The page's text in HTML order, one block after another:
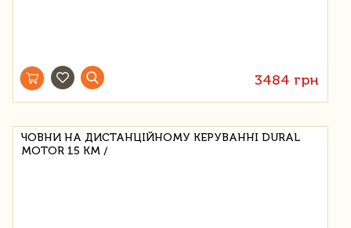
3484 грн
ЧОВНИ НА ДИСТАНЦІЙНОМУ КЕРУВАННІ DURAL
MOTOR 15 КМ /